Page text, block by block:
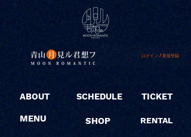
ログイン / 新規登録
ABOUT
MENU
SCHEDULE
SHOP
TICKET
RENTAL